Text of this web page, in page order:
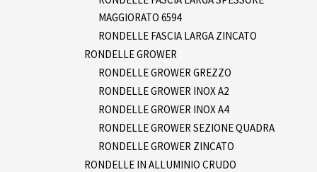
MAGGIORATO 6594
RONDELLE FASCIA LARGA ZINCATO
RONDELLE GROWER
RONDELLE GROWER GREZZO
RONDELLE GROWER INOX A2
RONDELLE GROWER INOX A4
RONDELLE GROWER SEZIONE QUADRA
RONDELLE GROWER ZINCATO
RONDELLE IN ALLUMINIO CRUDO